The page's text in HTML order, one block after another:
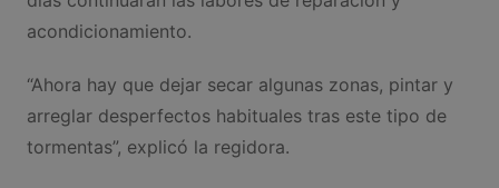
acondicionamiento.
“Ahora hay que dejar secar algunas zonas, pintar y
arreglar desperfectos habituales tras este tipo de
tormentas”, explicó la regidora.